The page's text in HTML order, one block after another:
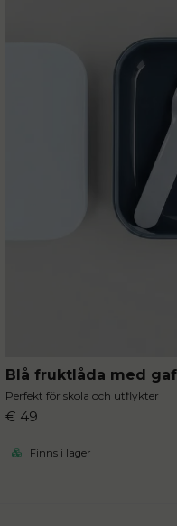
Perfekt för skola och utflykter
€ 49
Finns i lager